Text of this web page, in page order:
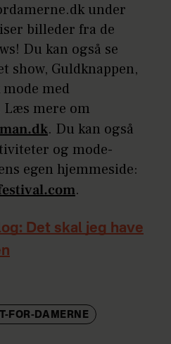
under
billeder fra de
Du kan også se
show, Guldknappen,
med
mere om
. Du kan også
og mode-
egen hjemmeside:
.
Det skal jeg have
FOR-DAMERNE